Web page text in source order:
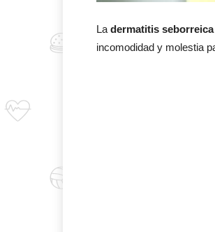
La dermatitis seborreica
incomodidad y molestia